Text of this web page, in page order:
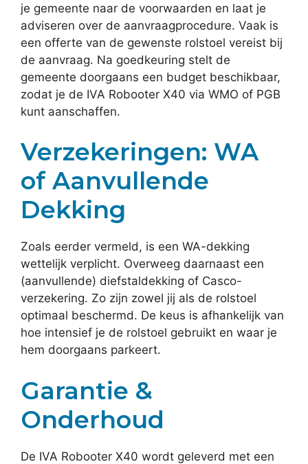
je gemeente naar de voorwaarden en laat je
adviseren over de aanvraagprocedure. Vaak is
een offerte van de gewenste rolstoel vereist bij
de aanvraag. Na goedkeuring stelt de
gemeente doorgaans een budget beschikbaar,
zodat je de IVA Robooter X40 via WMO of PGB
kunt aanschaffen.
Verzekeringen: WA
of Aanvullende
Dekking
Zoals eerder vermeld, is een WA-dekking
wettelijk verplicht. Overweeg daarnaast een
(aanvullende) diefstaldekking of Casco-
verzekering. Zo zijn zowel jij als de rolstoel
optimaal beschermd. De keus is afhankelijk van
hoe intensief je de rolstoel gebruikt en waar je
hem doorgaans parkeert.
Garantie &
Onderhoud
De IVA Robooter X40 wordt geleverd met een